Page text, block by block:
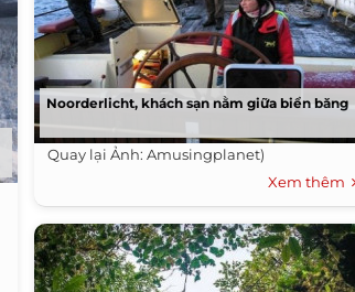
Noorderlicht, khách sạn nằm giữa biển băng
Quay lại Ảnh: Amusingplanet)
Xem thêm